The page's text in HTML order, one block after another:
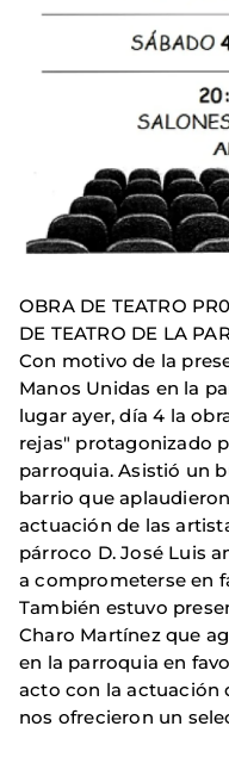
OBRA DE TEATRO
DE TEATRO DE LA
Con motivo de la
Manos Unidas en la
lugar ayer, día 4 la
rejas" protagonizado
parroquia. Asistió un
barrio que
actuación de las
párroco D. José Luis
a comprometerse en
También estuvo
Charo Martínez que
en la parroquia en
acto con la actuación
nos ofrecieron un